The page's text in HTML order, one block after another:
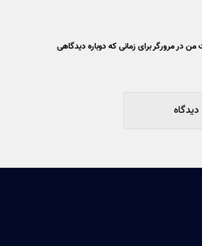
من در مرورگر برای زمانی که دوباره دیدگاهی